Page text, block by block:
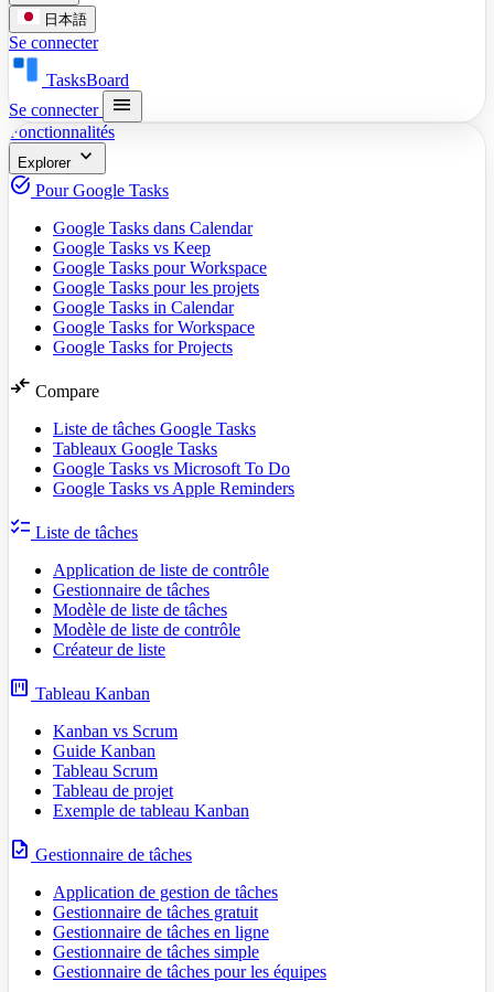
日本語
Se connecter
TasksBoard
Se connecter
menu
Fonctionnalités
Explorer expand_more
task_alt Pour Google Tasks
Google Tasks dans Calendar
Google Tasks vs Keep
Google Tasks pour Workspace
Google Tasks pour les projets
Google Tasks in Calendar
Google Tasks for Workspace
Google Tasks for Projects
compare_arrows Compare
Liste de tâches Google Tasks
Tableaux Google Tasks
Google Tasks vs Microsoft To Do
Google Tasks vs Apple Reminders
checklist Liste de tâches
Application de liste de contrôle
Gestionnaire de tâches
Modèle de liste de tâches
Modèle de liste de contrôle
Créateur de liste
view_kanban Tableau Kanban
Kanban vs Scrum
Guide Kanban
Tableau Scrum
Tableau de projet
Exemple de tableau Kanban
task Gestionnaire de tâches
Application de gestion de tâches
Gestionnaire de tâches gratuit
Gestionnaire de tâches en ligne
Gestionnaire de tâches simple
Gestionnaire de tâches pour les équipes